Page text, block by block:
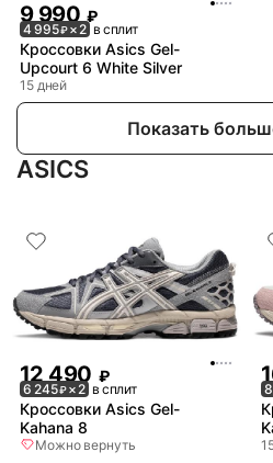
9 990 ₽
4 995₽× 2 в сплит
Кроссовки Asics Gel-
Upcourt 6 White Silver
15 дней
Показать
ASICS
12 490 ₽
6 245₽× 2 в сплит
Кроссовки Asics Gel-
Kahana 8
Можно вернуть